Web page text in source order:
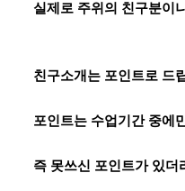
실제로 주위의 친구분이
친구소개는 포인트로 드
포인트는 수업기간 중에
즉 못쓰신 포인트가 있더